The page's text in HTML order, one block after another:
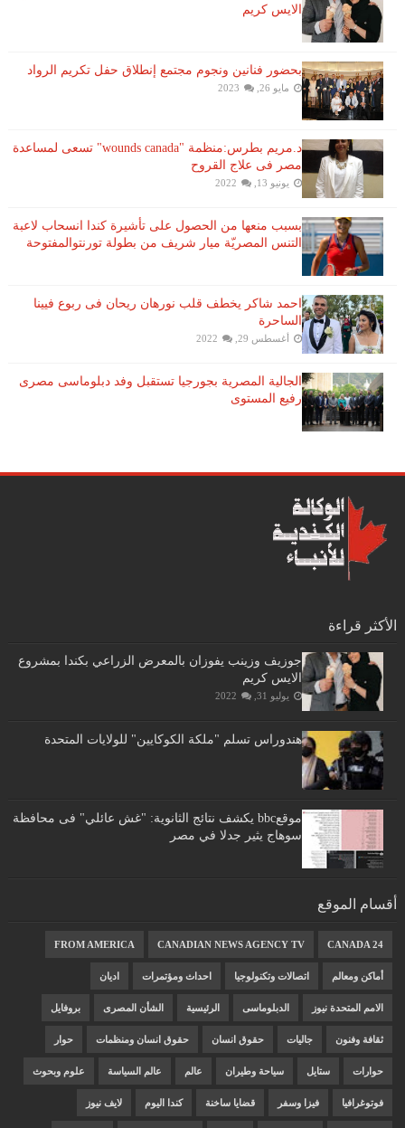
الايس كريم
بحضور فنانين ونجوم مجتمع إنطلاق حفل تكريم الرواد
مايو 26, 2023
د.مريم بطرس:منظمة "wounds canada" تسعى لمساعدة
مصر فى علاج القروح
يونيو 13, 2022
بسبب منعها من الحصول على تأشيرة كندا انسحاب لاعبة ​
التنس​ المصريّة ​ميار شريف​ من بطولة ​تورنتو​المفتوحة
احمد شاكر يخطف قلب نورهان ريحان فى ربوع فيينا
الساحرة
أغسطس 29, 2022
الجالية المصرية بجورجيا تستقبل وفد دبلوماسى مصرى
رفيع المستوى
الأكثر قراءة
جوزيف وزينب يفوزان بالمعرض الزراعي بكندا بمشروع
الايس كريم
يوليو 31, 2022
هندوراس تسلم "ملكة الكوكايين" للولايات المتحدة
موقعbbc يكشف نتائج الثانوية: "غش عائلي" فى محافظة
سوهاج يثير جدلا في مصر
أقسام الموقع
CANADA 24
CANADIAN NEWS AGENCY TV
FROM AMERICA
أماكن ومعالم اتصالات وتكنولوجيا احداث ومؤتمرات اديان
الامم المتحدة نيوز الدبلوماسى الرئيسية الشأن المصرى بروفايل
ثقافة وفنون جاليات حقوق انسان حقوق انسان ومنظمات حوار
حوارات ستايل سياحة وطيران عالم عالم السياسة علوم وبحوث
فوتوغرافيا فيزا وسفر قضايا ساخنة كندا اليوم لايف نيوز